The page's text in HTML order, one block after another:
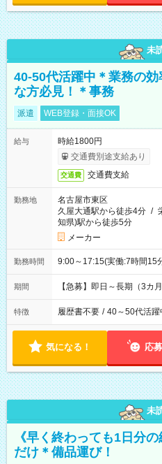
未
40-50代活躍中＊業務の
な方必見！＊事務
派遣 WEB登録・面接OK
給与
時給1800円
交通費別途支給あり
交通費 交通費支給
勤務地
名古屋市東区
久屋大通駅から徒歩4分 /
知県)駅から徒歩5分
メーカー
勤務時間 9:00～17:15(実働:7時間15
期間 【急募】即日～長期（3
特徴 履歴書不要 / 40～50代活躍
気になる！ 応
未
《早く終わっても1日分
だけ＊備品運び！